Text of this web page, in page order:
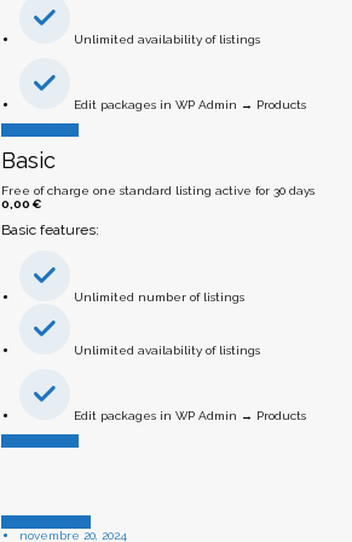
Unlimited availability of listings
Edit packages in WP Admin → Products
Basic
Free of charge one standard listing active for 30 days
0,00 €
Basic features:
Unlimited number of listings
Unlimited availability of listings
Edit packages in WP Admin → Products
novembre 20, 2024